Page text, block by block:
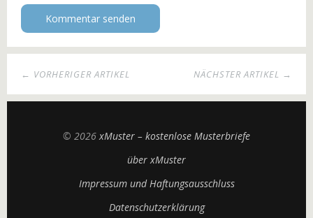
NÄCHSTER ARTIKEL →
← VORHERIGER ARTIKEL
© 2026xMuster – kostenlose Musterbriefe
über xMuster
Impressum und Haftungsausschluss
Datenschutzerklärung